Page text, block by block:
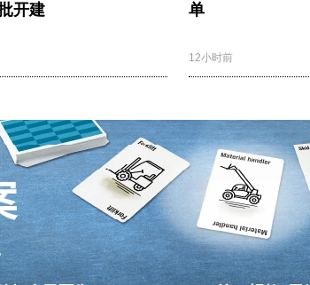
开建
单
12小时前